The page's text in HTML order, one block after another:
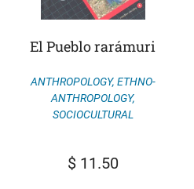
El Pueblo rarámuri
ANTHROPOLOGY, ETHNO-
ANTHROPOLOGY,
SOCIOCULTURAL
$11.50